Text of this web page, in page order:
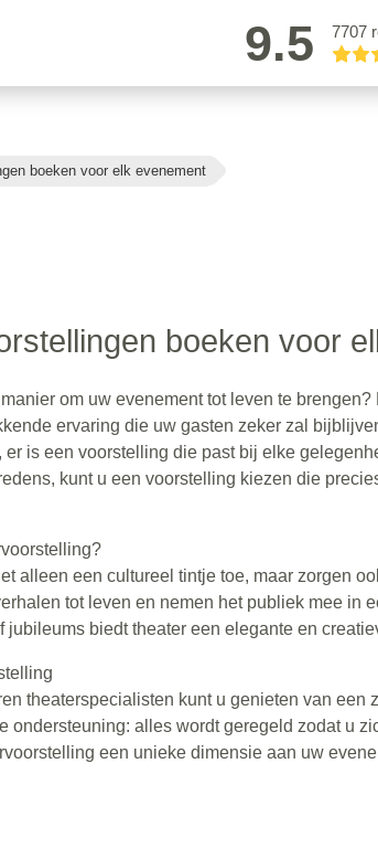
9.5 7707
boeken voor elk evenement
boeken voor
om uw evenement tot leven te
ervaring die uw gasten zeker zal
is een voorstelling die past bij elke
kunt u een voorstelling kiezen die
alleen een cultureel tintje toe, maar zorgen
tot leven en nemen het publiek mee in
jubileums biedt theater een elegante en
theaterspecialisten kunt u genieten van een
ondersteuning: alles wordt geregeld zodat u
een unieke dimensie aan uw